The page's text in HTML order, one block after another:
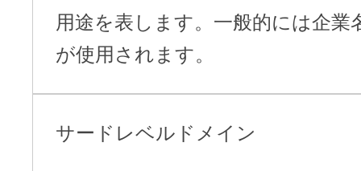
用途を表します。一般的には企業
が使用されます。
サードレベルドメイン